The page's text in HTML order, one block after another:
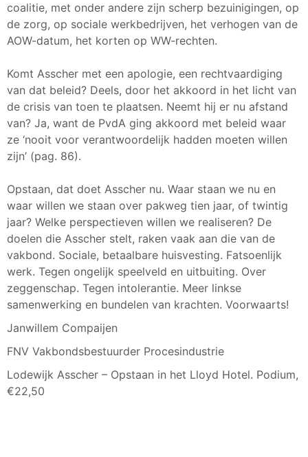
coalitie, met onder andere zijn scherp bezuinigingen, op
de zorg, op sociale werkbedrijven, het verhogen van de
AOW-datum, het korten op WW-rechten.
Komt Asscher met een apologie, een rechtvaardiging
van dat beleid? Deels, door het akkoord in het licht van
de crisis van toen te plaatsen. Neemt hij er nu afstand
van? Ja, want de PvdA ging akkoord met beleid waar
ze ‘nooit voor verantwoordelijk hadden moeten willen
zijn’ (pag. 86).
Opstaan, dat doet Asscher nu. Waar staan we nu en
waar willen we staan over pakweg tien jaar, of twintig
jaar? Welke perspectieven willen we realiseren? De
doelen die Asscher stelt, raken vaak aan die van de
vakbond. Sociale, betaalbare huisvesting. Fatsoenlijk
werk. Tegen ongelijk speelveld en uitbuiting. Over
zeggenschap. Tegen intolerantie. Meer linkse
samenwerking en bundelen van krachten. Voorwaarts!
Janwillem Compaijen
FNV Vakbondsbestuurder Procesindustrie
Lodewijk Asscher – Opstaan in het Lloyd Hotel. Podium,
€22,50